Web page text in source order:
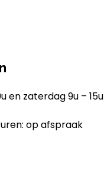
en zaterdag 9u – 15u
op afspraak